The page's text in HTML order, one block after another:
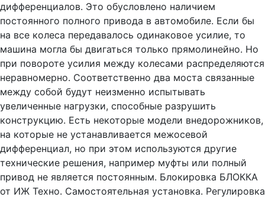
дифференциалов. Это обусловлено наличием
постоянного полного привода в автомобиле. Если бы
на все колеса передавалось одинаковое усилие, то
машина могла бы двигаться только прямолинейно. Но
при повороте усилия между колесами распределяются
неравномерно. Соответственно два моста связанные
между собой будут неизменно испытывать
увеличенные нагрузки, способные разрушить
конструкцию. Есть некоторые модели внедорожников,
на которые не устанавливается межосевой
дифференциал, но при этом используются другие
технические решения, например муфты или полный
привод не является постоянным. Блокировка БЛОККА
от ИЖ Техно. Самостоятельная установка. Регулировка